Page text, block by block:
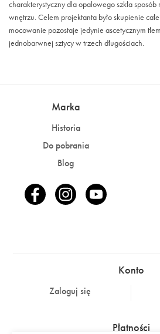
charakterystyczny dla opalowego szkła sposób
wnętrzu. Celem projektanta było skupienie
mocowanie pozostaje jedynie ascetycznym
jednobarwnej sztycy w trzech długościach.
Marka
Historia
Do pobrania
Blog
Konto
Zaloguj się
Płatności